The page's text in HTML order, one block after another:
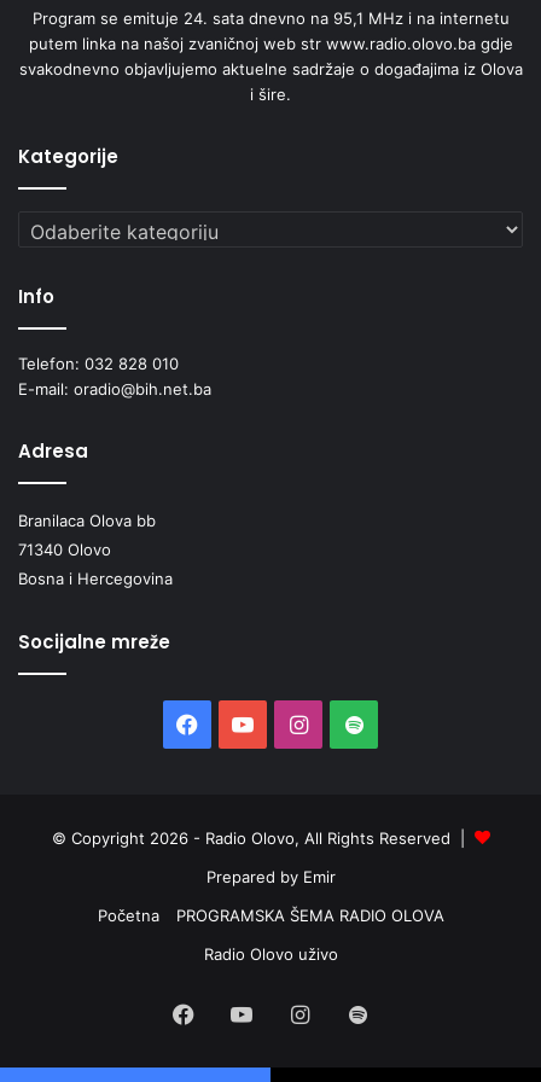
prvaka BiH za muškarce i za žene u 2022. godini. Za
oboren seniorski državni rekord u disciplini zračna puška
ekipno 10m na Evropskom prvenstvu u Norveškoj
Arnautović dobivaju 3.000 KM, a njihov trener Nedžad
Fazlija 1.500 KM. Također, članica ovog kluba Nejra
državnog prvaka za seniorke zračna puška za 2022.
atletičare koji su osvojili titule na Pojedinačnom prvenstvu
Program se emituje 24. sata dnevno na 95,1 MHz i na internetu
putem linka na našoj zvaničnoj web str www.radio.olovo.ba gdje
svakodnevno objavljujemo aktuelne sadržaje o događajima iz Olova
i šire.
Kategorije
Kategorije
Info
Telefon: 032 828 010
E-mail: oradio@bih.net.ba
Adresa
Branilaca Olova bb
71340 Olovo
Bosna i Hercegovina
Socijalne mreže
Facebook
YouTubeInstagram
Spotify
© Copyright 2026 - Radio Olovo, All Rights Reserved |
Prepared by Emir
Početna
PROGRAMSKA ŠEMA RADIO OLOVA
Radio Olovo uživo
Facebook
YouTubeInstagram
Spotify